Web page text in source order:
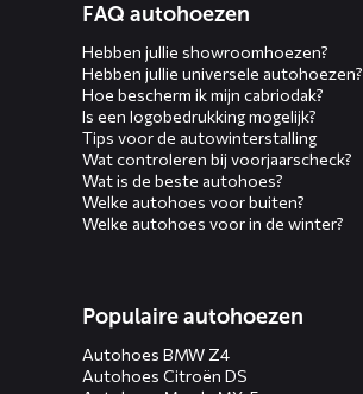
menusFAQ autohoezen
Hebben jullie showroomhoezen?
Hebben jullie universele autohoezen?
Hoe bescherm ik mijn cabriodak?
Is een logobedrukking mogelijk?
Tips voor de autowinterstalling
Wat controleren bij voorjaarscheck?
Wat is de beste autohoes?
Welke autohoes voor buiten?
Welke autohoes voor in de winter?
Populaire autohoezen
Autohoes BMW Z4
Autohoes Citroën DS